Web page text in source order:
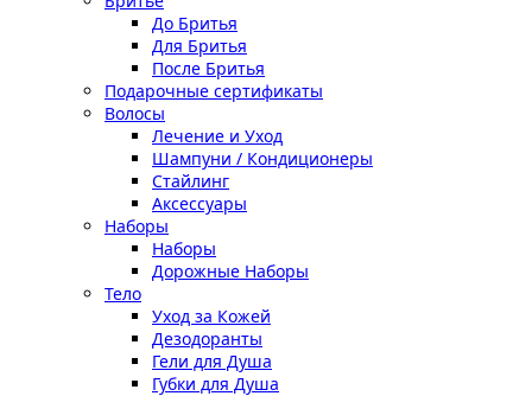
До Бритья
Для Бритья
После Бритья
Подарочные сертификаты
Волосы
Лечение и Уход
Шампуни / Кондиционеры
Стайлинг
Аксессуары
Наборы
Наборы
Дорожные Наборы
Тело
Уход за Кожей
Дезодоранты
Гели для Душа
Губки для Душа